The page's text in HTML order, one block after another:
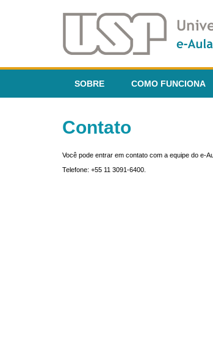
SOBRE COMO FUNCIONA
Contato
Você pode entrar em contato com a equipe do e-
Telefone: +55 11 3091-6400.